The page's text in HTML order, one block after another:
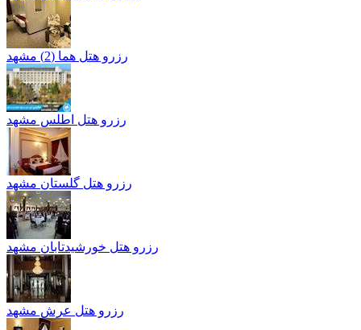
رزرو هتل هما (2) مشهد
رزرو هتل اطلس مشهد
رزرو هتل گلستان مشهد
رزرو هتل خورشيدتابان مشهد
رزرو هتل عرش مشهد